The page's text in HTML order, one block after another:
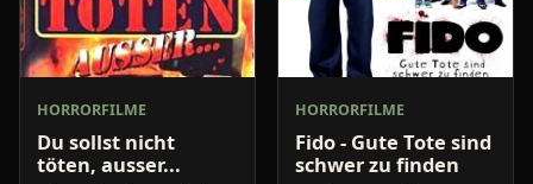
HORRORFILME
Du sollst nicht
töten, ausser...
HORRORFILME
Fido - Gute Tote sind
schwer zu finden